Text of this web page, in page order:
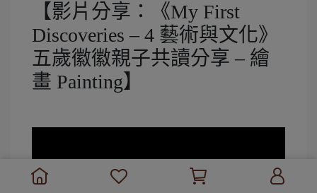
【影片分享：《My First
Discoveries – 4 藝術與文化》
五歲徽徽親子共讀分享 – 繪
畫 Painting】